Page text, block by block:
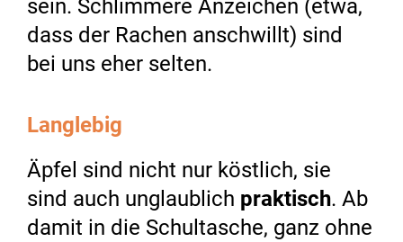
sein. Schlimmere Anzeichen (etwa,
dass der Rachen anschwillt) sind
bei uns eher selten.
Langlebig
Äpfel sind nicht nur köstlich, sie
sind auch unglaublich praktisch. Ab
damit in die Schultasche, ganz ohne